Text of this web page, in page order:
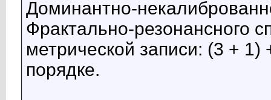
Доминантно-
Фрактально-резонансного
метрической записи: (3 +
порядке.